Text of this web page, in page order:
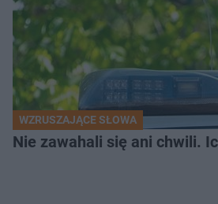
WZRUSZAJĄCE SŁOWA
Nie zawahali się ani chwili.